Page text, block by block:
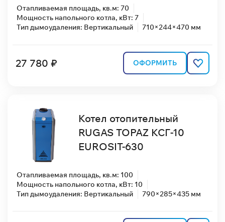
Отапливаемая площадь, кв.м: 70
Мощность напольного котла, кВт: 7
Тип дымоудаления: Вертикальный
710×244×470 мм
27 780 ₽ ОФОРМИТЬ
Котел отопительный
RUGAS TOPAZ КСГ-10
EUROSIT-630
Отапливаемая площадь, кв.м: 100
Мощность напольного котла, кВт: 10
Тип дымоудаления: Вертикальный
790×285×435 мм